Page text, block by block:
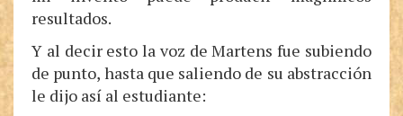
resultados.
Y al decir esto la voz de Martens fue subiendo
de punto, hasta que saliendo de su abstracción
le dijo así al estudiante: